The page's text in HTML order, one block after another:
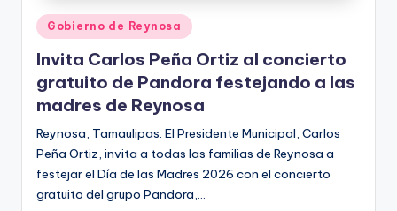
Publicado
en
Gobierno de Reynosa
Invita Carlos Peña Ortiz al concierto
gratuito de Pandora festejando a las
madres de Reynosa
Reynosa, Tamaulipas. El Presidente Municipal, Carlos
Peña Ortiz, invita a todas las familias de Reynosa a
festejar el Día de las Madres 2026 con el concierto
gratuito del grupo Pandora,…